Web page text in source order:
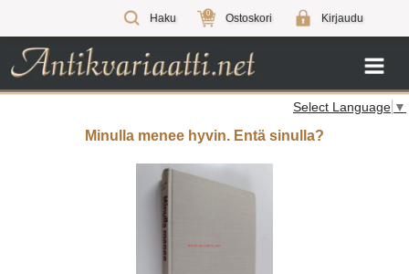
Haku 0 Ostoskori Kirjaudu
Select Language ▼
Minulla menee hyvin. Entä sinulla?